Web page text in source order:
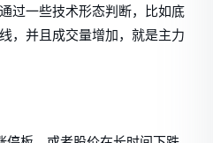
过一些技术形态判断，比如底
，并且成交量增加，就是主力